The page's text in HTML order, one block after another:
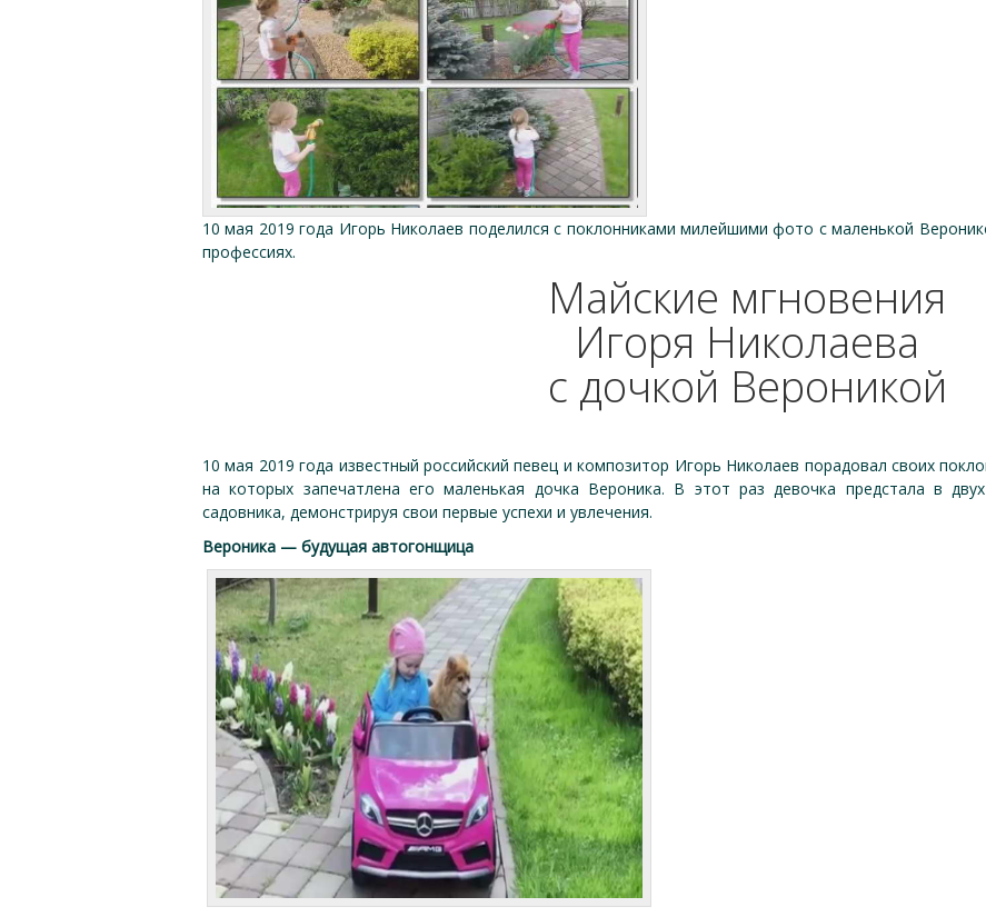
10 мая 2019 года Игорь Николаев поделился с поклонниками милейшими фото с маленькой
профессиях.
Майские мгновения
Игоря Николаева
с дочкой Вероникой
10 мая 2019 года известный российский певец и композитор Игорь Николаев порадовал своих
на которых запечатлена его маленькая дочка Вероника. В этот раз девочка предстала в
садовника, демонстрируя свои первые успехи и увлечения.
Вероника — будущая автогонщица